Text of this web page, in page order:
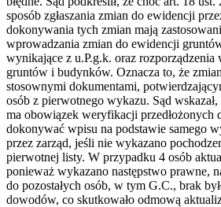
sposób zgłaszania zmian do ewidencji
dokonywania tych zmian mają
wprowadzania zmian do ewidencji
wynikające z u.P.g.k. oraz
gruntów i budynków. Oznacza to, że
stosownymi dokumentami,
osób z pierwotnego wykazu. Sąd
ma obowiązek weryfikacji przedłożonych
dokonywać wpisu na podstawie samego
przez zarząd, jeśli nie wykazano
pierwotnej listy. W przypadku 4 osób
ponieważ wykazano następstwo prawne,
do pozostałych osób, w tym G.C., brak
dowodów, co skutkowało odmową